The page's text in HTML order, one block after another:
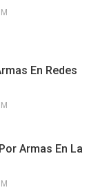
En Redes
Armas En La